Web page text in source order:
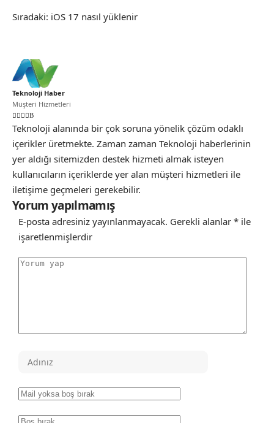
Sıradaki: iOS 17 nasıl yüklenir
Teknoloji Haber
Müşteri Hizmetleri
Teknoloji alanında bir çok soruna yönelik çözüm odaklı
içerikler üretmekte. Zaman zaman Teknoloji haberlerinin
yer aldığı sitemizden destek hizmeti almak isteyen
kullanıcıların içeriklerde yer alan müşteri hizmetleri ile
iletişime geçmeleri gerekebilir.
Yorum yapılmamış
E-posta adresiniz yayınlanmayacak. Gerekli alanlar * ile
işaretlenmişlerdir